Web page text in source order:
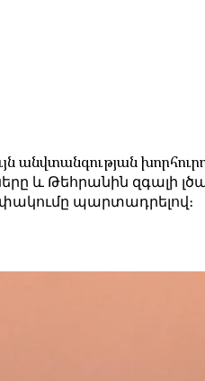
անվտանգության
և Թեհրանին զգալի
պարտադրելով։